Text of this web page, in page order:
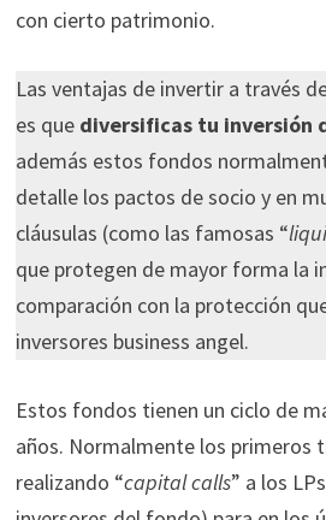
con cierto patrimonio.
Las ventajas de invertir a través
es que diversificas tu inversión
además estos fondos
detalle los pactos de socio y en
cláusulas (como las famosas “
que protegen de mayor forma la
comparación con la protección
inversores business angel.
Estos fondos tienen un ciclo de
años. Normalmente los primeros
realizando “capital calls” a los